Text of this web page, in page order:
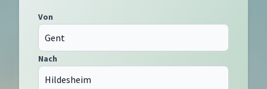
Von
Nach